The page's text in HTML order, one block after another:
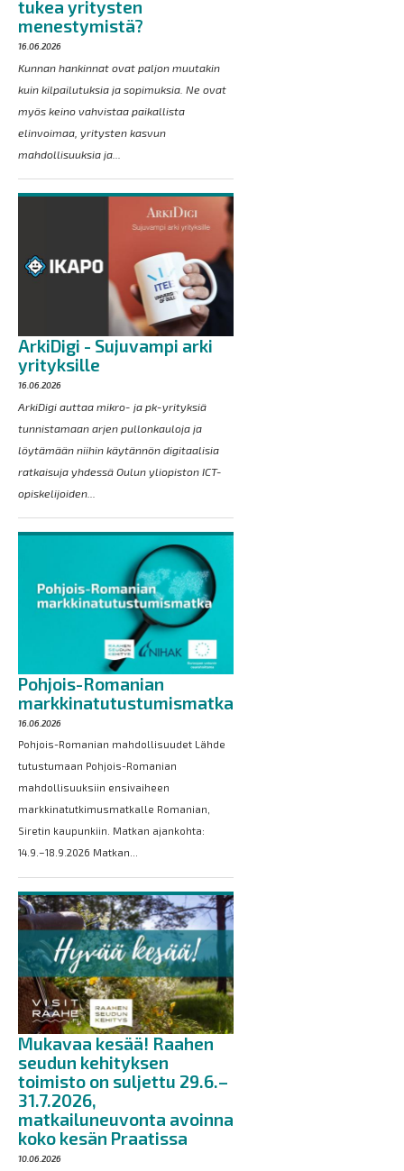
tukea yritysten
menestymistä?
16.06.2026
Kunnan hankinnat ovat paljon muutakin
kuin kilpailutuksia ja sopimuksia. Ne ovat
myös keino vahvistaa paikallista
elinvoimaa, yritysten kasvun
mahdollisuuksia ja...
ArkiDigi - Sujuvampi arki
yrityksille
16.06.2026
ArkiDigi auttaa mikro- ja pk-yrityksiä
tunnistamaan arjen pullonkauloja ja
löytämään niihin käytännön digitaalisia
ratkaisuja yhdessä Oulun yliopiston ICT-
opiskelijoiden...
Pohjois-Romanian
markkinatutustumismatka
16.06.2026
Pohjois-Romanian mahdollisuudet Lähde
tutustumaan Pohjois-Romanian
mahdollisuuksiin ensivaiheen
markkinatutkimusmatkalle Romanian,
Siretin kaupunkiin. Matkan ajankohta:
14.9.–18.9.2026 Matkan...
Mukavaa kesää! Raahen
seudun kehityksen
toimisto on suljettu 29.6.–
31.7.2026,
matkailuneuvonta avoinna
koko kesän Praatissa
10.06.2026